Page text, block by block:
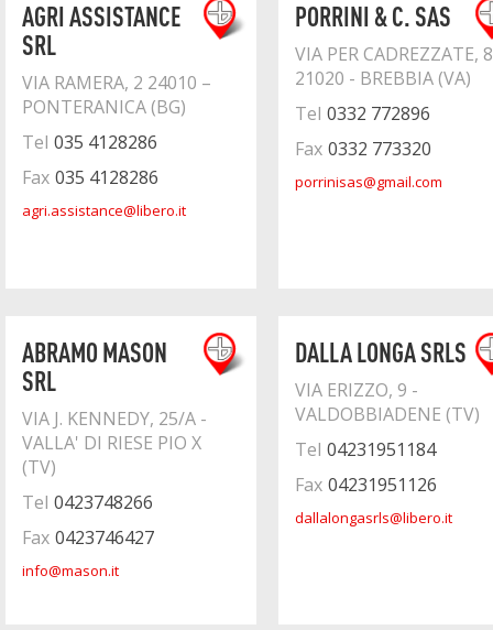
AGRI ASSISTANCE
SRL
VIA RAMERA, 2 24010 –
PONTERANICA (BG)
Tel 035 4128286
Fax 035 4128286
agri.assistance@libero.it
PORRINI & C. SAS
VIA PER CADREZZATE,
21020 - BREBBIA (VA)
Tel 0332 772896
Fax 0332 773320
porrinisas@gmail.com
ABRAMO MASON
SRL
VIA J. KENNEDY, 25/A -
VALLA' DI RIESE PIO X
(TV)
Tel 0423748266
Fax 0423746427
info@mason.it
DALLA LONGA SRLS
VIA ERIZZO, 9 -
VALDOBBIADENE (TV)
Tel 04231951184
Fax 04231951126
dallalongasrls@libero.it